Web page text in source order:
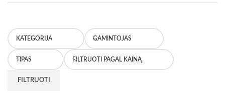
KATEGORIJA GAMINTOJAS
TIPAS FILTRUOTI PAGAL KAINĄ
FILTRUOTI